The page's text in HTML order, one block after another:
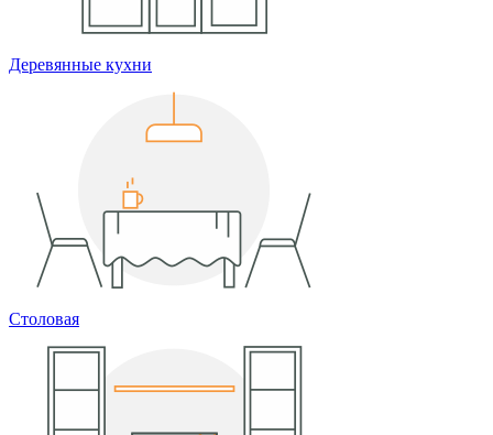
Деревянные кухни
Столовая